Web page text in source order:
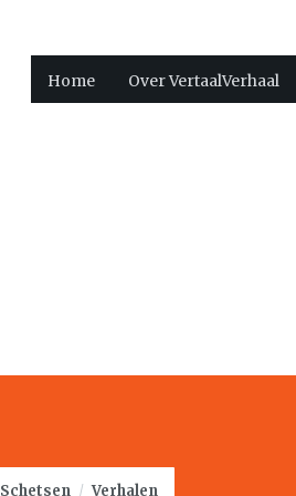
Home Over VertaalVerhaal
Schetsen / Verhalen